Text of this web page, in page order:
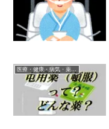
医療・健康・病気・薬・サプリメント